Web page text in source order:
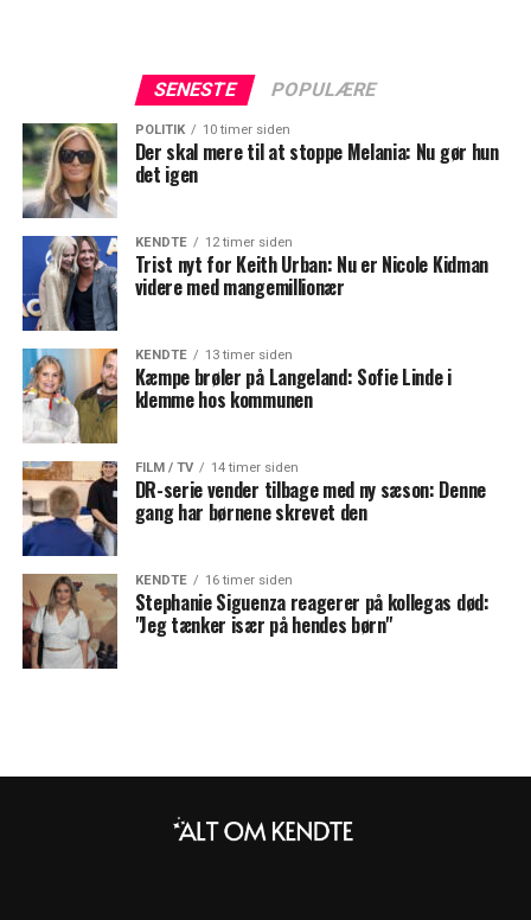
SENESTE POPULÆRE
POLITIK 10 timer siden
Der skal mere til at stoppe Melania: Nu gør hun
det igen
KENDTE 12 timer siden
Trist nyt for Keith Urban: Nu er Nicole Kidman
videre med mangemillionær
KENDTE 13 timer siden
Kæmpe brøler på Langeland: Sofie Linde i
klemme hos kommunen
FILM / TV 14 timer siden
DR-serie vender tilbage med ny sæson: Denne
gang har børnene skrevet den
KENDTE 16 timer siden
Stephanie Siguenza reagerer på kollegas død:
"Jeg tænker især på hendes børn"